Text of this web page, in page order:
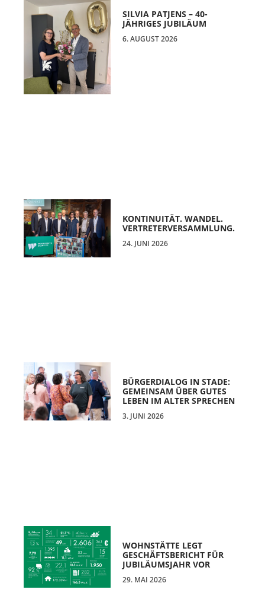
SILVIA PATJENS – 40-
JÄHRIGES JUBILÄUM
6. AUGUST 2026
KONTINUITÄT. WANDEL.
VERTRETERVERSAMMLUNG.
24. JUNI 2026
BÜRGERDIALOG IN STADE:
GEMEINSAM ÜBER GUTES
LEBEN IM ALTER SPRECHEN
3. JUNI 2026
WOHNSTÄTTE LEGT
GESCHÄFTSBERICHT FÜR
JUBILÄUMSJAHR VOR
29. MAI 2026